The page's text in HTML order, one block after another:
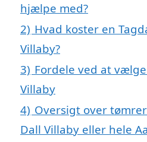
hjælpe med?
2) Hvad koster en
Villaby?
3) Fordele ved at
Villaby
4) Oversigt over
Dall Villaby eller hele